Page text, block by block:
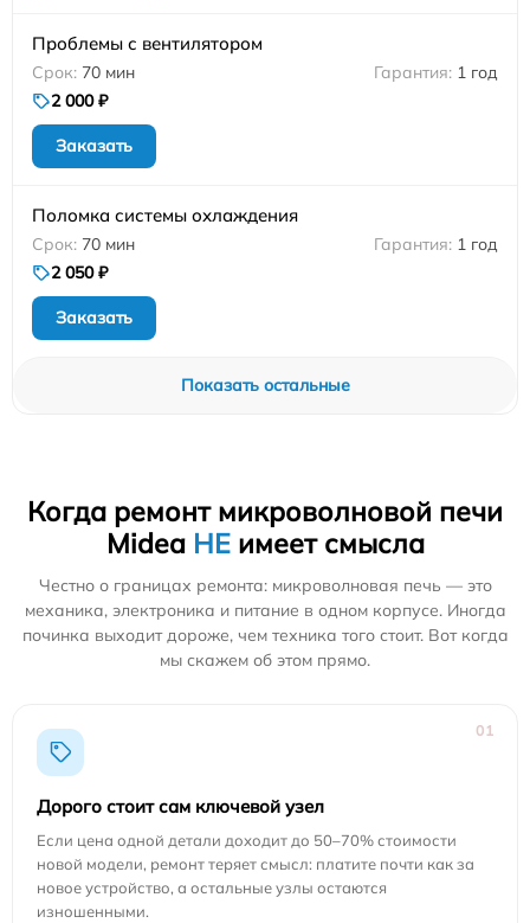
Проблемы с вентилятором
70 мин
1 год
2 000 ₽
Заказать
Поломка системы охлаждения
70 мин
1 год
2 050 ₽
Заказать
Показать остальные
Когда ремонт микроволновой печи
Midea НЕимеет смысла
Честно о границах ремонта: микроволновая печь — это
механика, электроника и питание в одном корпусе. Иногда
починка выходит дороже, чем техника того стоит. Вот когда
мы скажем об этом прямо.
01
Дорого стоит сам ключевой узел
Если цена одной детали доходит до 50–70% стоимости
новой модели, ремонт теряет смысл: платите почти как за
новое устройство, а остальные узлы остаются
изношенными.